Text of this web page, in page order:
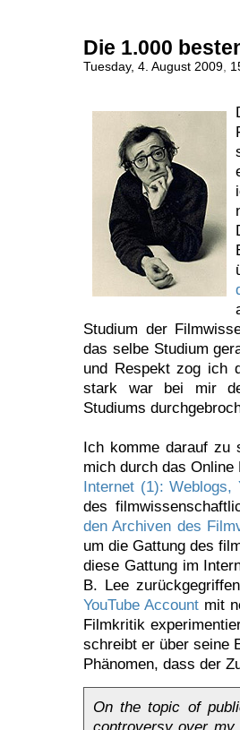
Die 1.000
Tuesday, 4. August 2009,
Studium der
das selbe Studium
und Respekt zog ich
stark war bei mir
Studiums
Ich komme darauf zu
mich durch das Online
Internet (1): Weblogs,
des
den Archiven des
um die Gattung des
diese Gattung im
B. Lee
YouTube Account mit
Filmkritik
schreibt er über seine
Phänomen, dass der
On the topic of
controversy over